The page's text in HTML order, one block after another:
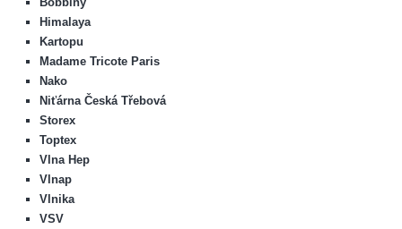
Himalaya
Kartopu
Madame Tricote Paris
Nako
Niťárna Česká Třebová
Storex
Toptex
Vlna Hep
Vlnap
Vlnika
VSV